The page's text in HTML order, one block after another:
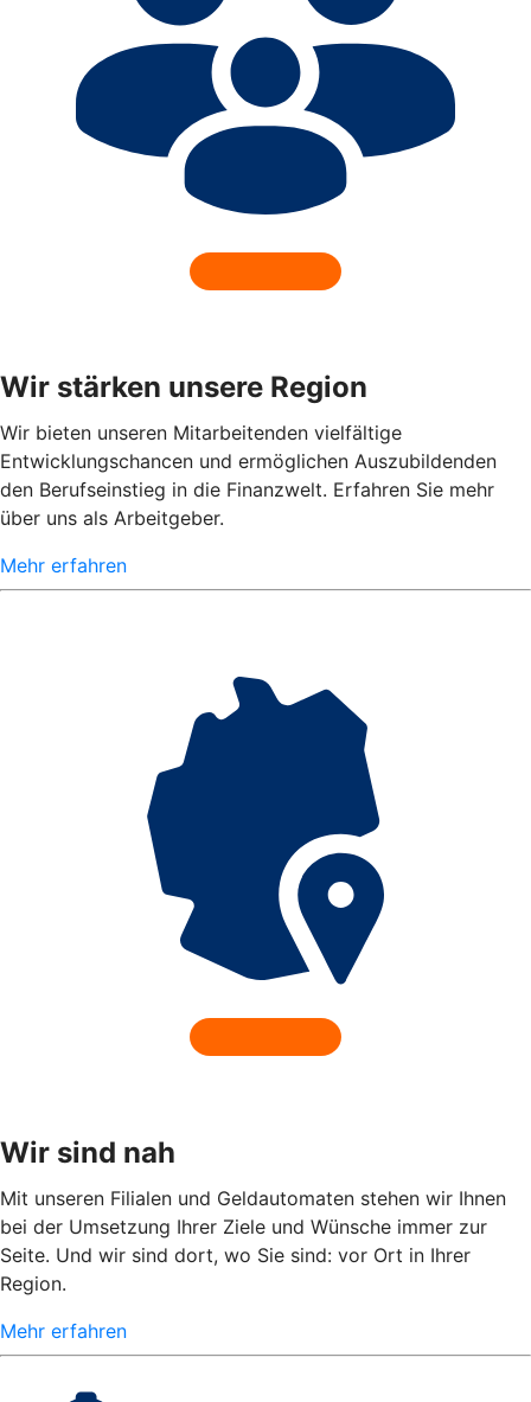
Wir stärken unsere Region
Wir bieten unseren Mitarbeitenden vielfältige
Entwicklungschancen und ermöglichen Auszubildenden
den Berufseinstieg in die Finanzwelt. Erfahren Sie mehr
über uns als Arbeitgeber.
Mehr erfahren
Wir sind nah
Mit unseren Filialen und Geldautomaten stehen wir Ihnen
bei der Umsetzung Ihrer Ziele und Wünsche immer zur
Seite. Und wir sind dort, wo Sie sind: vor Ort in Ihrer
Region.
Mehr erfahren